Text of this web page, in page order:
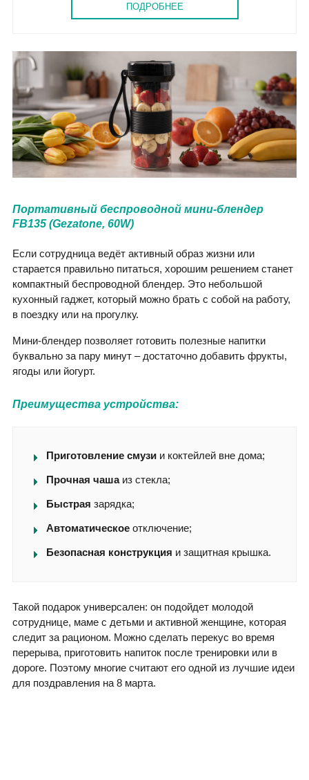
ПОДРОБНЕЕ
Портативный беспроводной мини-блендер
FB135 (Gezatone, 60W)
Если сотрудница ведёт активный образ жизни или
старается правильно питаться, хорошим решением станет
компактный беспроводной блендер. Это небольшой
кухонный гаджет, который можно брать с собой на работу,
в поездку или на прогулку.
Мини-блендер позволяет готовить полезные напитки
буквально за пару минут – достаточно добавить фрукты,
ягоды или йогурт.
Преимущества устройства:
Приготовление смузи и коктейлей вне дома;
Прочная чашаиз стекла;
Быстрая зарядка;
Автоматическое отключение;
Безопасная конструкция и защитная крышка.
Такой подарок универсален: он подойдет молодой
сотруднице, маме с детьми и активной женщине, которая
следит за рационом. Можно сделать перекус во время
перерыва, приготовить напиток после тренировки или в
дороге. Поэтому многие считают его одной из лучшие идеи
для поздравления на 8 марта.